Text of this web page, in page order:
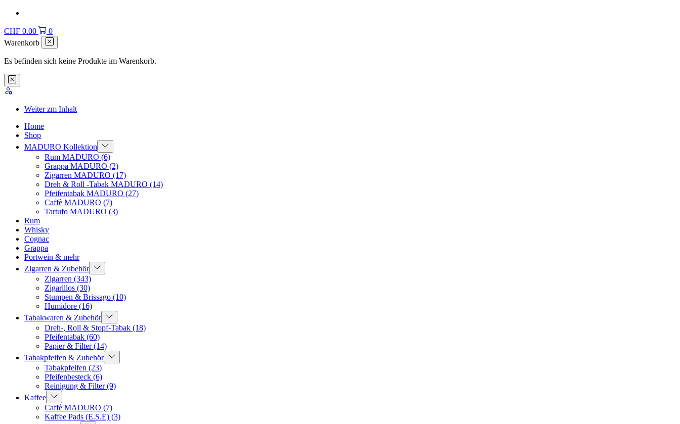
CHF 0.00
0
Warenkorb
Es befinden sich keine Produkte im Warenkorb.
Weiter zm Inhalt
Home
Shop
MADURO Kollektion
Rum MADURO (6)
Grappa MADURO (2)
Zigarren MADURO (17)
Dreh & Roll -Tabak MADURO (14)
Pfeifentabak MADURO (27)
Caffè MADURO (7)
Tartufo MADURO (3)
Rum
Whisky
Cognac
Grappa
Portwein & mehr
Zigarren & Zubehör
Zigarren (343)
Zigarillos (30)
Stumpen & Brissago (10)
Humidore (16)
Tabakwaren & Zubehör
Dreh-, Roll & Stopf-Tabak (18)
Pfeifentabak (60)
Papier & Filter(14)
Tabakpfeifen & Zubehör
Tabakpfeifen (23)
Pfeifenbesteck (6)
Reinigung & Filter(9)
Kaffee
Caffè MADURO (7)
Kaffee Pads (E.S.E) (3)